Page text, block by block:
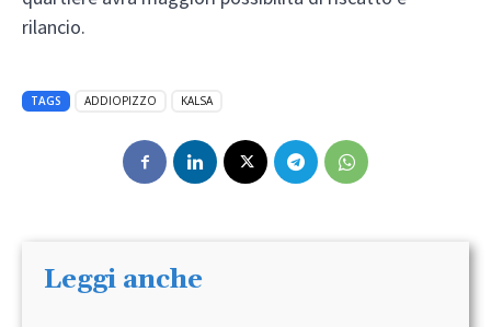
rilancio.
TAGS ADDIOPIZZO KALSA
Leggi anche